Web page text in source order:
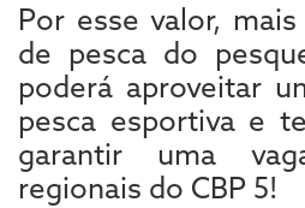
Por esse valor,
de pesca do
poderá aproveitar
pesca esportiva e
garantir uma
regionais do CBP 5!